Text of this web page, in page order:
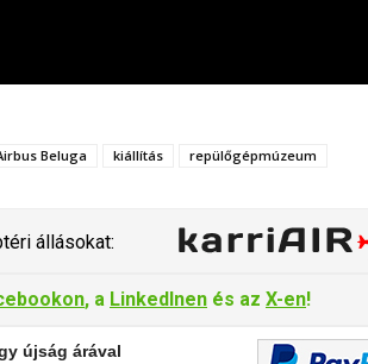
Beluga kiállítás repülőgépmúzeum
állásokat:
, a LinkedInen és az X-en!
újság árával